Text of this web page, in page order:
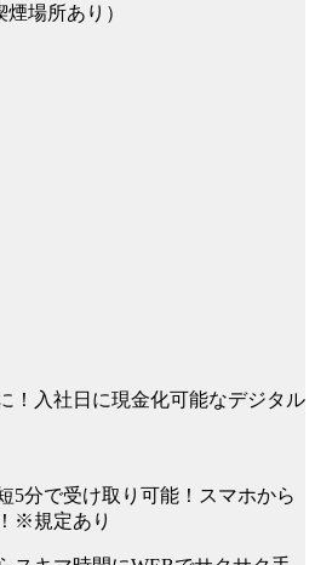
場所あり）
！入社日に現金化可能なデジタル
5分で受け取り可能！スマホから
※規定あり